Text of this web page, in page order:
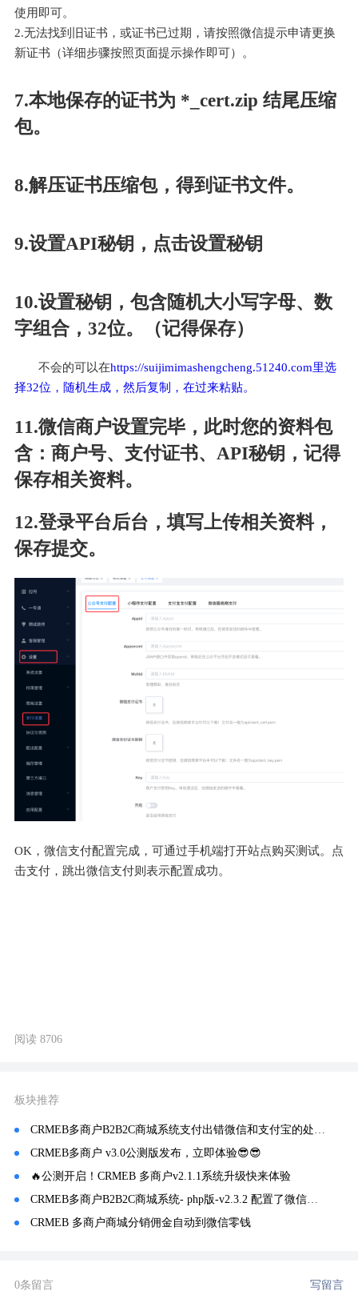
使用即可。
2.无法找到旧证书，或证书已过期，请按照微信提示申请更换
新证书（详细步骤按照页面提示操作即可）。
7.本地保存的证书为 *_cert.zip 结尾压缩
包。
8.解压证书压缩包，得到证书文件。
9.设置API秘钥，点击设置秘钥
10.设置秘钥，包含随机大小写字母、数
字组合，32位。（记得保存）
不会的可以在https://suijimimashengcheng.51240.com里选
择32位，随机生成，然后复制，在过来粘贴。
11.微信商户设置完毕，此时您的资料包
含：商户号、支付证书、API秘钥，记得
保存相关资料。
12.登录平台后台，填写上传相关资料，
保存提交。
OK，微信支付配置完成，可通过手机端打开站点购买测试。点
击支付，跳出微信支付则表示配置成功。
阅读 8706
板块推荐
CRMEB多商户B2B2C商城系统支付出错微信和支付宝的处理方法！
CRMEB多商户 v3.0公测版发布，立即体验😎😎
🔥公测开启！CRMEB 多商户v2.1.1系统升级快来体验
CRMEB多商户B2B2C商城系统- php版-v2.3.2 配置了微信支付 可以支付但是不能退款
CRMEB 多商户商城分销佣金自动到微信零钱
0条留言 写留言